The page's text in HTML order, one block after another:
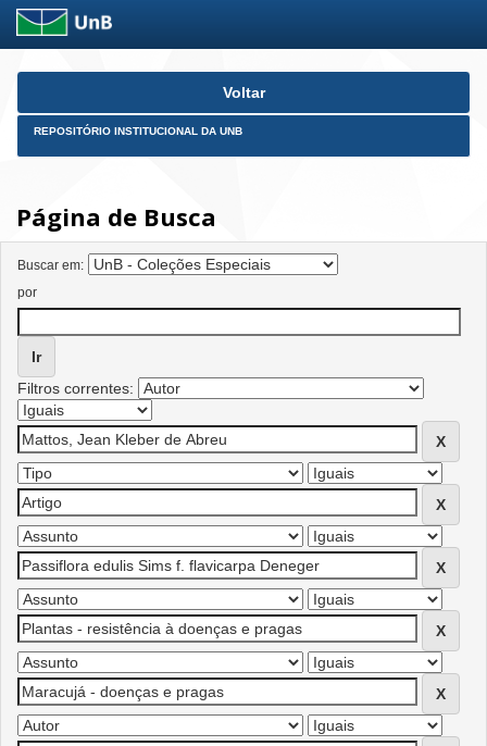
Skip
Voltar
REPOSITÓRIO INSTITUCIONAL DA UNB
Página de Busca
Buscar em:
por
Filtros correntes: